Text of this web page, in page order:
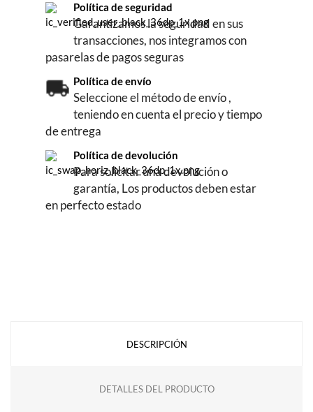
Política de seguridad
Garantizamos la seguridad en sus
transacciones, nos integramos con
pasarelas de pagos seguras
Política de envío
Seleccione el método de envío ,
teniendo en cuenta el precio y tiempo
de entrega
Política de devolución
Para solicitar una devolución o
garantía, Los productos deben estar
en perfecto estado
DESCRIPCIÓN
DETALLES DEL PRODUCTO